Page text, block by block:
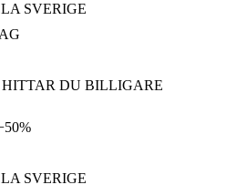
SVERIGE
DU BILLIGARE
SVERIGE